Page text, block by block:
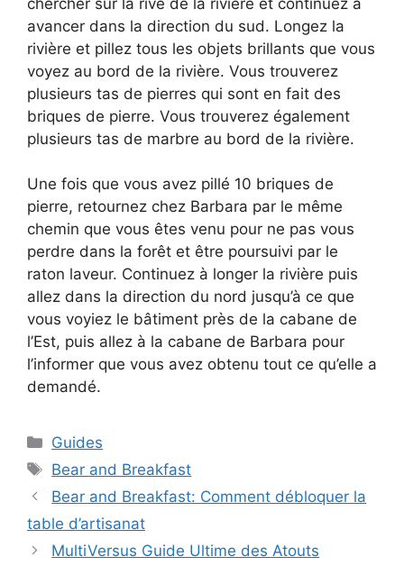
avancer dans la direction du sud. Longez la
rivière et pillez tous les objets brillants que vous
voyez au bord de la rivière. Vous trouverez
plusieurs tas de pierres qui sont en fait des
briques de pierre. Vous trouverez également
plusieurs tas de marbre au bord de la rivière.
Une fois que vous avez pillé 10 briques de
pierre, retournez chez Barbara par le même
chemin que vous êtes venu pour ne pas vous
perdre dans la forêt et être poursuivi par le
raton laveur. Continuez à longer la rivière puis
allez dans la direction du nord jusqu’à ce que
vous voyiez le bâtiment près de la cabane de
l’Est, puis allez à la cabane de Barbara pour
l’informer que vous avez obtenu tout ce qu’elle a
demandé.
Catégories
Guides
Étiquettes
Bear and Breakfast
Bear and Breakfast: Comment débloquer la
table d’artisanat
MultiVersus Guide Ultime des Atouts